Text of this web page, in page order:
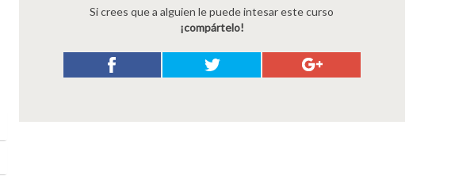
Si crees que a alguien le puede intesar este curso
¡compártelo!